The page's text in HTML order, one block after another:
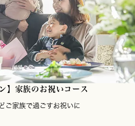
】家族のお祝いコース
ご家族で過ごすお祝いに